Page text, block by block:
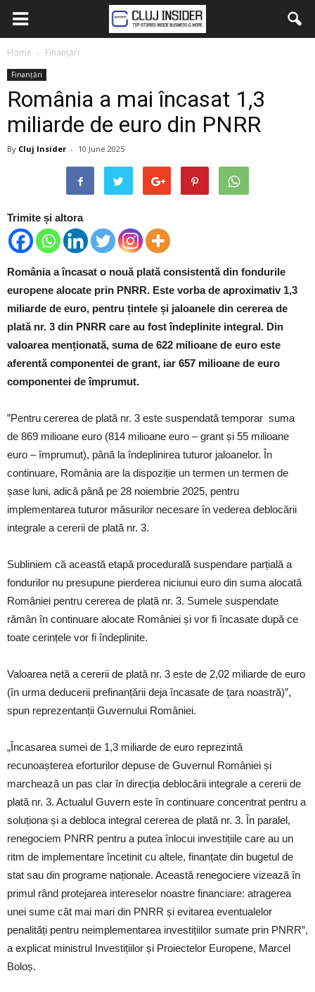
Home Finanțări
Finanțări
România a mai încasat 1,3
miliarde de euro din PNRR
By Cluj Insider - 10 June 2025
Trimite și altora
România a încasat o nouă plată consistentă din fondurile
europene alocate prin PNRR. Este vorba de aproximativ 1,3
miliarde de euro, pentru țintele și jaloanele din cererea de
plată nr. 3 din PNRR care au fost îndeplinite integral. Din
valoarea menționată, suma de 622 milioane de euro este
aferentă componentei de grant, iar 657 milioane de euro
componentei de împrumut.
”Pentru cererea de plată nr. 3 este suspendată temporar suma
de 869 milioane euro (814 milioane euro – grant și 55 milioane
euro – împrumut), până la îndeplinirea tuturor jaloanelor. În
continuare, România are la dispoziție un termen un termen de
șase luni, adică până pe 28 noiembrie 2025, pentru
implementarea tuturor măsurilor necesare în vederea deblocării
integrale a cererii de plată nr. 3.
Subliniem că această etapă procedurală suspendare parțială a
fondurilor nu presupune pierderea niciunui euro din suma alocată
României pentru cererea de plată nr. 3. Sumele suspendate
rămân în continuare alocate României și vor fi încasate după ce
toate cerințele vor fi îndeplinite.
Valoarea netă a cererii de plată nr. 3 este de 2,02 miliarde de euro
(în urma deducerii prefinanțării deja încasate de țara noastră)”,
spun reprezentanții Guvernului României.
„Încasarea sumei de 1,3 miliarde de euro reprezintă
recunoașterea eforturilor depuse de Guvernul României și
marchează un pas clar în direcția deblocării integrale a cererii de
plată nr. 3. Actualul Guvern este în continuare concentrat pentru a
soluționa și a debloca integral cererea de plată nr. 3. În paralel,
renegociem PNRR pentru a putea înlocui investițiile care au un
ritm de implementare încetinit cu altele, finanțate din bugetul de
stat sau din programe naționale. Această renegociere vizează în
primul rând protejarea intereselor noastre financiare: atragerea
unei sume cât mai mari din PNRR și evitarea eventualelor
penalități pentru neimplementarea investițiilor sumate prin PNRR”,
a explicat ministrul Investițiilor și Proiectelor Europene, Marcel
Boloș.